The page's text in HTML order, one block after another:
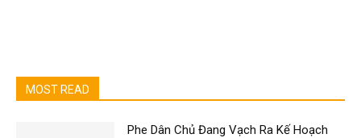
MOST READ
Phe Dân Chủ Đang Vạch Ra Kế Hoạch